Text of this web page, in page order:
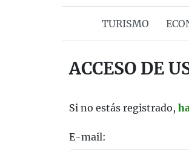
TURISMO
ACCESO DE
Si no estás registrado,
E-mail: